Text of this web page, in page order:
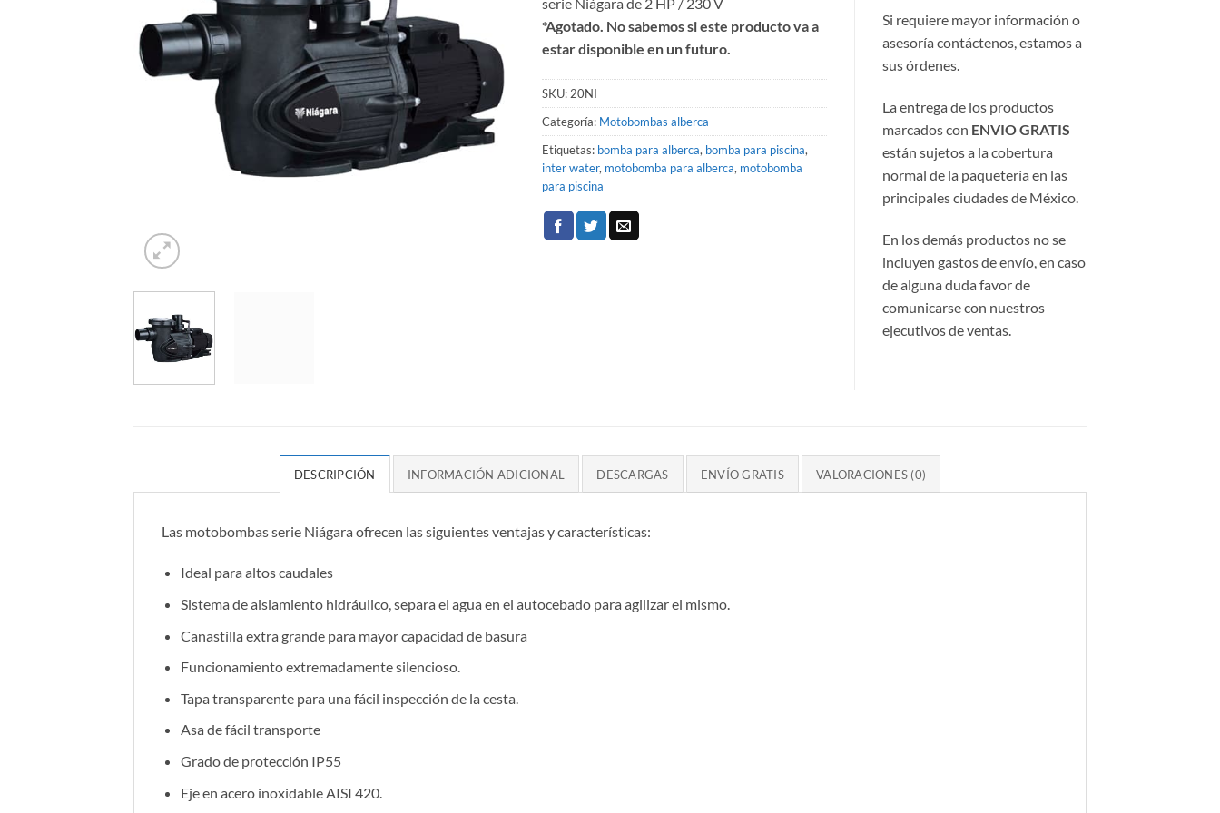
*Agotado. No sabemos si este producto va a
estar disponible en un futuro.
SKU: 20NI
Categoría: Motobombas alberca
Etiquetas: bomba para alberca, bomba para piscina,
inter water, motobomba para alberca, motobomba
para piscina
Si requiere mayor información o
asesoría contáctenos, estamos a
sus órdenes.
La entrega de los productos
marcados con ENVIO GRATIS
están sujetos a la cobertura
normal de la paquetería en las
principales ciudades de México.
En los demás productos no se
incluyen gastos de envío, en caso
de alguna duda favor de
comunicarse con nuestros
ejecutivos de ventas.
DESCRIPCIÓN INFORMACIÓN ADICIONAL DESCARGAS ENVÍO GRATIS VALORACIONES (0)
Las motobombas serie Niágara ofrecen las siguientes ventajas y características:
Ideal para altos caudales
Sistema de aislamiento hidráulico, separa el agua en el autocebado para agilizar el mismo.
Canastilla extra grande para mayor capacidad de basura
Funcionamiento extremadamente silencioso.
Tapa transparente para una fácil inspección de la cesta.
Asa de fácil transporte
Grado de protección IP55
Eje en acero inoxidable AISI 420.